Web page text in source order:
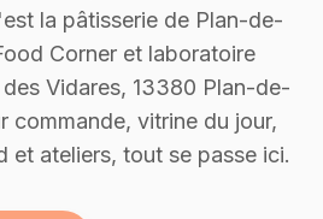
la pâtisserie de Plan-de-
Corner et laboratoire
des Vidares, 13380 Plan-de-
commande, vitrine du jour,
et ateliers, tout se passe ici.